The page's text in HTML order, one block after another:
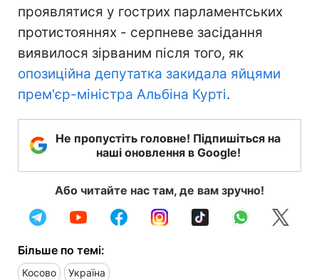
проявлятися у гострих парламентських
протистояннях - серпневе засідання
виявилося зірваним після того, як
опозиційна депутатка закидала яйцями
прем'єр-міністра Альбіна Курті.
Не пропустіть головне! Підпишіться на
наші оновлення в Google!
Або читайте нас там, де вам зручно!
Більше по темі:
Косово Україна